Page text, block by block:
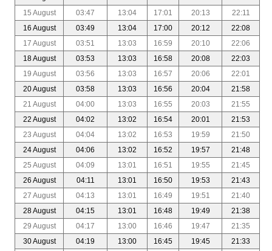
15 August
03:47 13:04 17:01 20:13
22:11
16 August
03:49 13:04 17:00 20:12
22:08
17 August
03:51 13:03 16:59 20:10
22:06
18 August
03:53 13:03 16:58 20:08
22:03
19 August
03:56 13:03 16:57 20:06
22:01
20 August
03:58 13:03 16:56 20:04
21:58
21 August
04:00 13:03 16:55 20:03
21:55
22 August
04:02 13:02 16:54 20:01
21:53
23 August
04:04 13:02 16:53 19:59
21:50
24 August
04:06 13:02 16:52 19:57
21:48
25 August
04:09 13:01 16:51 19:55
21:45
26 August
04:11 13:01 16:50 19:53
21:43
27 August
04:13 13:01 16:49 19:51
21:40
28 August
04:15 13:01 16:48 19:49
21:38
29 August
04:17 13:00 16:46 19:47
21:35
30 August
04:19 13:00 16:45 19:45
21:33